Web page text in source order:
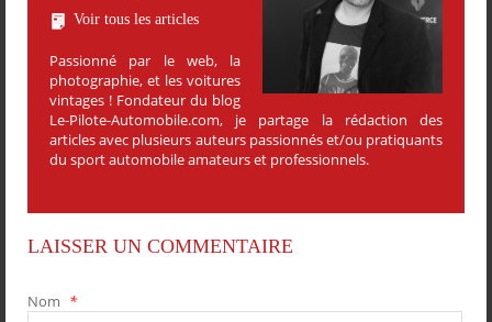
Voir tous les articles
Passionné par le web, la
photographie, et les voitures
vintages ! Fondateur du blog
Le-Pilote-Automobile.com, je partage la rédaction des
articles avec plusieurs auteurs passionnés et/ou pratiquants
du sport automobile amateurs et professionnels.
LAISSER UN COMMENTAIRE
Nom *